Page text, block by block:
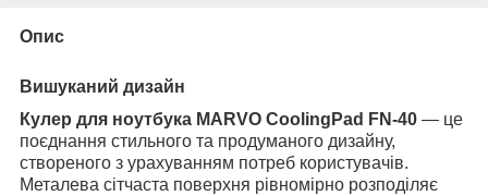
Опис
Вишуканий дизайн
Кулер для ноутбука MARVO CoolingPad FN-40 — це
поєднання стильного та продуманого дизайну,
створеного з урахуванням потреб користувачів.
Металева сітчаста поверхня рівномірно розподіляє